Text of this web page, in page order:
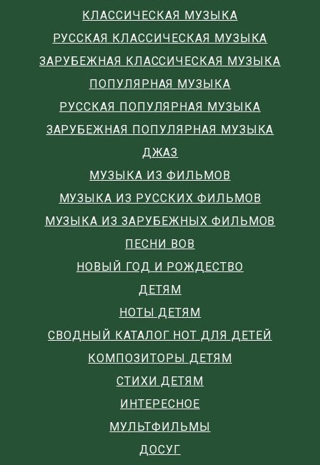
КЛАССИЧЕСКАЯ МУЗЫКА
РУССКАЯ КЛАССИЧЕСКАЯ МУЗЫКА
ЗАРУБЕЖНАЯ КЛАССИЧЕСКАЯ МУЗЫКА
ПОПУЛЯРНАЯ МУЗЫКА
РУССКАЯ ПОПУЛЯРНАЯ МУЗЫКА
ЗАРУБЕЖНАЯ ПОПУЛЯРНАЯ МУЗЫКА
ДЖАЗ
МУЗЫКА ИЗ ФИЛЬМОВ
МУЗЫКА ИЗ РУССКИХ ФИЛЬМОВ
МУЗЫКА ИЗ ЗАРУБЕЖНЫХ ФИЛЬМОВ
ПЕСНИ ВОВ
НОВЫЙ ГОД И РОЖДЕСТВО
ДЕТЯМ
НОТЫ ДЕТЯМ
СВОДНЫЙ КАТАЛОГ НОТ ДЛЯ ДЕТЕЙ
КОМПОЗИТОРЫ ДЕТЯМ
СТИХИ ДЕТЯМ
ИНТЕРЕСНОЕ
МУЛЬТФИЛЬМЫ
ДОСУГ